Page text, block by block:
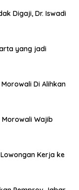
Digaji, Dr. Iswadi
yang jadi
Di Alihkan
Wajib
Kerja ke